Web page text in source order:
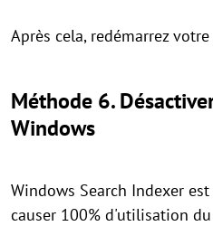
Après cela, redémarrez
Méthode 6.
Windows
Windows Search Indexer
causer 100% d'utilisation